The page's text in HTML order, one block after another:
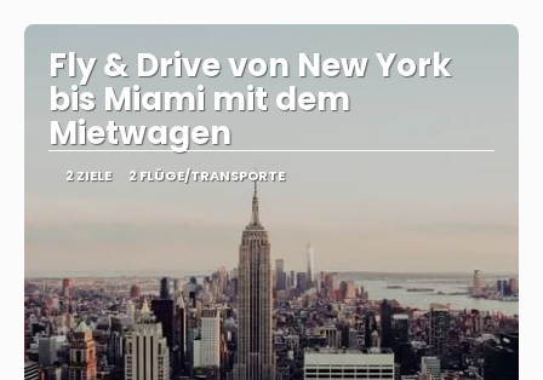
Fly & Drive von New York
bis Miami mit dem
Mietwagen
2 ZIELE 2 FLÜGE/TRANSPORTE